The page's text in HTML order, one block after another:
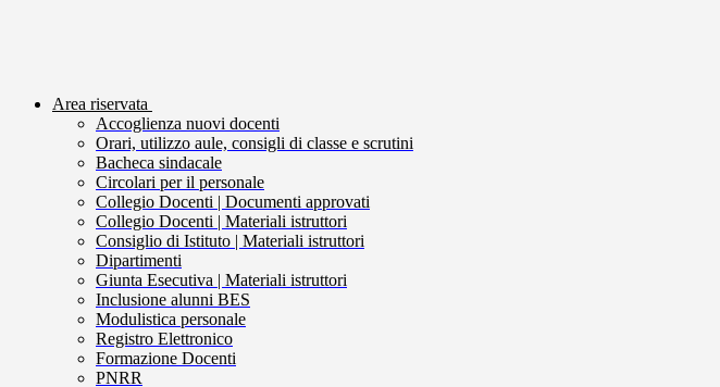
Area riservata
Accoglienza nuovi docenti
Orari, utilizzo aule, consigli di classe e scrutini
Bacheca sindacale
Circolari per il personale
Collegio Docenti | Documenti approvati
Collegio Docenti | Materiali istruttori
Consiglio di Istituto | Materiali istruttori
Dipartimenti
Giunta Esecutiva | Materiali istruttori
Inclusione alunni BES
Modulistica personale
Registro Elettronico
Formazione Docenti
PNRR